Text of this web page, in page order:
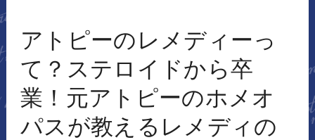
アトピーのレメディーっ
て？ステロイドから卒
業！元アトピーのホメオ
パスが教えるレメディの